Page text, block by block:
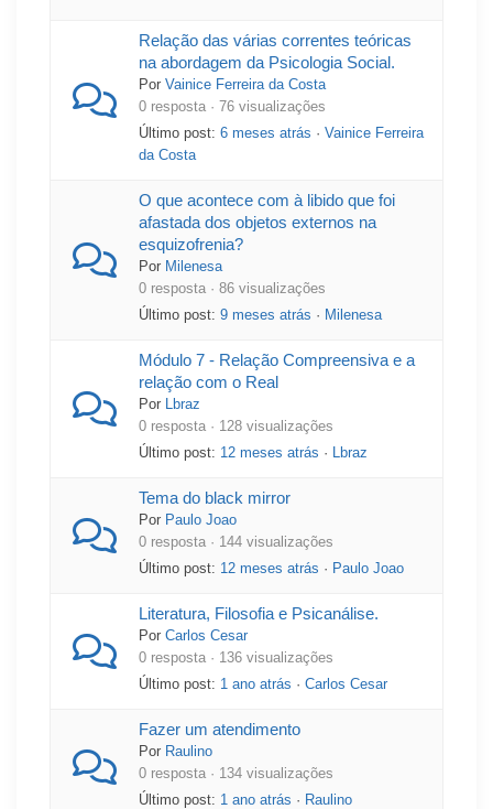
Relação das várias correntes teóricas
na abordagem da Psicologia Social.
Por Vainice Ferreira da Costa
0 resposta · 76 visualizações
Último post: 6 meses atrás · Vainice Ferreira
da Costa
O que acontece com à libido que foi
afastada dos objetos externos na
esquizofrenia?
Por Milenesa
0 resposta · 86 visualizações
Último post: 9 meses atrás · Milenesa
Módulo 7 - Relação Compreensiva e a
relação com o Real
Por Lbraz
0 resposta · 128 visualizações
Último post: 12 meses atrás · Lbraz
Tema do black mirror
Por Paulo Joao
0 resposta · 144 visualizações
Último post: 12 meses atrás · Paulo Joao
Literatura, Filosofia e Psicanálise.
Por Carlos Cesar
0 resposta · 136 visualizações
Último post: 1 ano atrás · Carlos Cesar
Fazer um atendimento
Por Raulino
0 resposta · 134 visualizações
Último post: 1 ano atrás · Raulino